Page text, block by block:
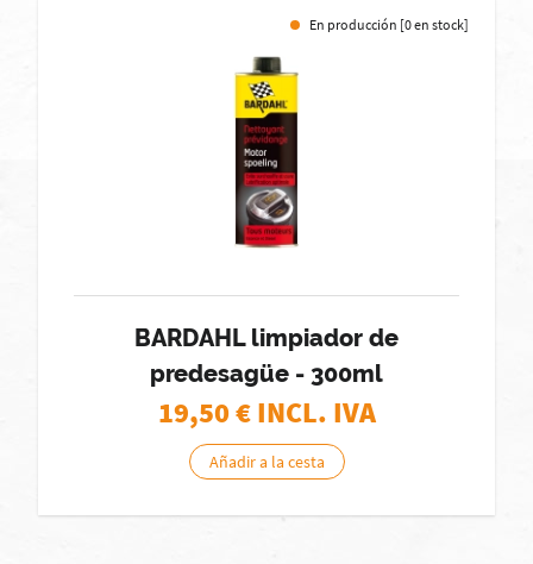
En producción [0 en stock]
BARDAHL limpiador de
predesagüe - 300ml
19,50€ INCL. IVA
Añadir a la cesta